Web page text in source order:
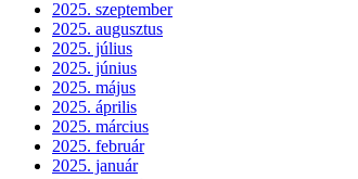
2025. szeptember
2025. augusztus
2025. július
2025. június
2025. május
2025. április
2025. március
2025. február
2025. január